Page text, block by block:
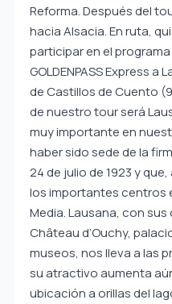
Reforma. Después del
hacia Alsacia. En ruta,
participar en el
GOLDENPASS Express
de Castillos de Cuento
de nuestro tour será
muy importante en
haber sido sede de la
24 de julio de 1923 y
los importantes centros
Media. Lausana, con
Château d’Ouchy,
museos, nos lleva a las
su atractivo aumenta
ubicación a orillas del